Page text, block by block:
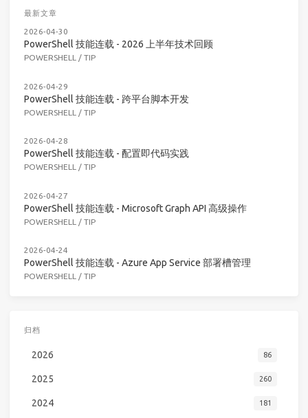
最新文章
2026-04-30
PowerShell 技能连载 - 2026 上半年技术回顾
POWERSHELL / TIP
2026-04-29
PowerShell 技能连载 - 跨平台脚本开发
POWERSHELL / TIP
2026-04-28
PowerShell 技能连载 - 配置即代码实践
POWERSHELL / TIP
2026-04-27
PowerShell 技能连载 - Microsoft Graph API 高级操作
POWERSHELL / TIP
2026-04-24
PowerShell 技能连载 - Azure App Service 部署槽管理
POWERSHELL / TIP
归档
2026 86
2025 260
2024 181